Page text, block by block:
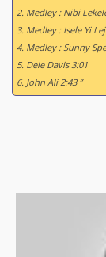
2. Medley : Nibi
3. Medley : Isele Yi
4. Medley : Sunny
5. Dele Davis 3:01
6. John Ali 2:43 ”